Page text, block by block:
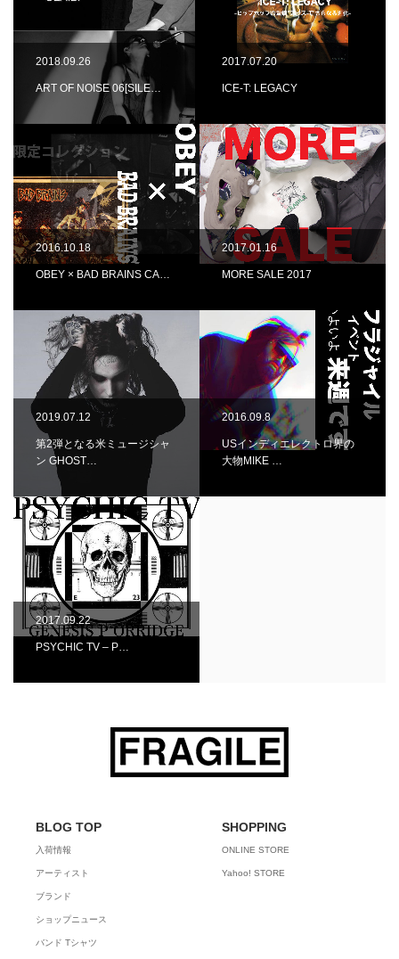
2018.09.26
ART OF NOISE 06[SILE…
2017.07.20
ICE-T: LEGACY
2016.10.18
OBEY × BAD BRAINS CA…
2017.01.16
MORE SALE 2017
2019.07.12
第2弾となる米ミュージシャ
ン GHOST…
2016.09.8
USインディエレクトロ界の
大物MIKE …
2017.09.22
PSYCHIC TV – P…
BLOG TOP
入荷情報
アーティスト
ブランド
ショップニュース
バンド Tシャツ
SHOPPING
ONLINE STORE
Yahoo! STORE